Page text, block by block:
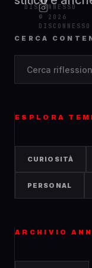
DISCONNESSO
© 2026
DISCONNESSO
CERCA
ESPLORA
CURIOSITÀ
PERSONAL
ARCHIVIO